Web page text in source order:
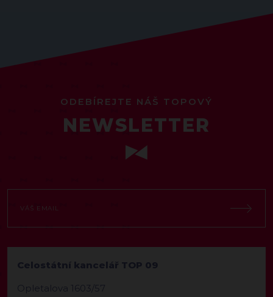
ODEBÍREJTE NÁŠ TOPOVÝ
NEWSLETTER
Celostátní kancelář TOP 09
Opletalova 1603/57